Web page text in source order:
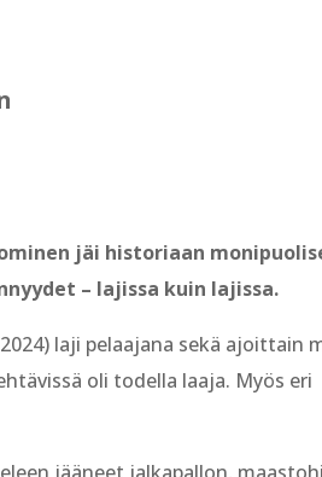
jäi historiaan
– lajissa kuin lajissa.
laji pelaajana sekä ajoittain
oli todella laaja. Myös eri